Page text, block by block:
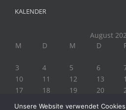
KALENDER
August
M
D M D
3
4 5 6
10
11 12 13
17
18 19 20
Unsere Website verwendet